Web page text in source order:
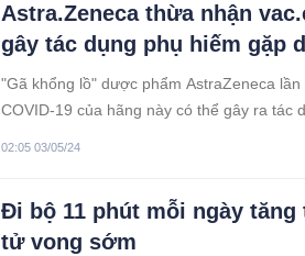
Astra.Zeneca thừa nhận
gây tác dụng phụ hiếm gặp
"Gã khổng lồ" dược phẩm AstraZeneca
COVID-19 của hãng này có thể gây ra tác
02:05 03/05/24
Đi bộ 11 phút mỗi ngày
tử vong sớm